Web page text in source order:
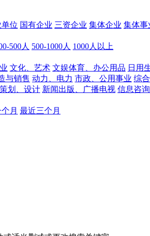
位 国有企业 三资企业 集体企业 集体事
500人 500-1000人 1000人以上
文化、艺术 文娱体育、办公用品 日用
与销售 动力、电力 市政、公用事业 综
划、设计 新闻出版、广播电视 信息咨
月 最近三个月